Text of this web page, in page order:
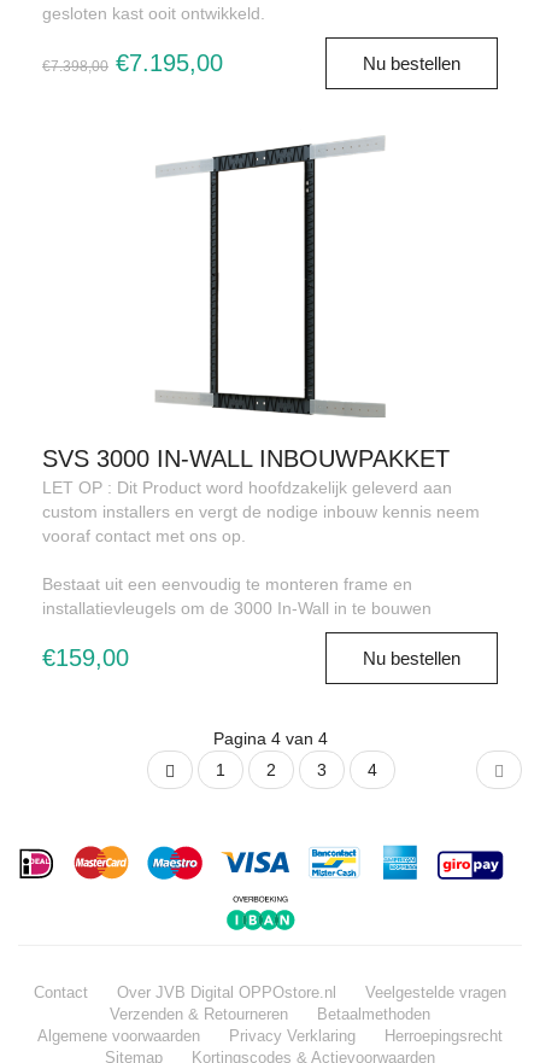
gesloten kast ooit ontwikkeld.
€7.398,00 €7.195,00 Nu bestellen
SVS 3000 IN-WALL INBOUWPAKKET
LET OP : Dit Product word hoofdzakelijk geleverd aan
custom installers en vergt de nodige inbouw kennis neem
vooraf contact met ons op.
Bestaat uit een eenvoudig te monteren frame en
installatievleugels om de 3000 In-Wall in te bouwen
€159,00 Nu bestellen
Pagina 4 van 4
1
2 3 4
Contact Over JVB Digital OPPOstore.nl
Veelgestelde vragen
Verzenden & Retourneren
Betaalmethoden
Algemene voorwaarden
Privacy Verklaring
Herroepingsrecht
Sitemap
Kortingscodes & Actievoorwaarden